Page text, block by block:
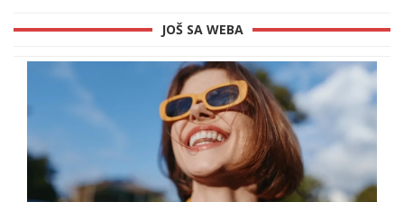
JOŠ SA WEBA